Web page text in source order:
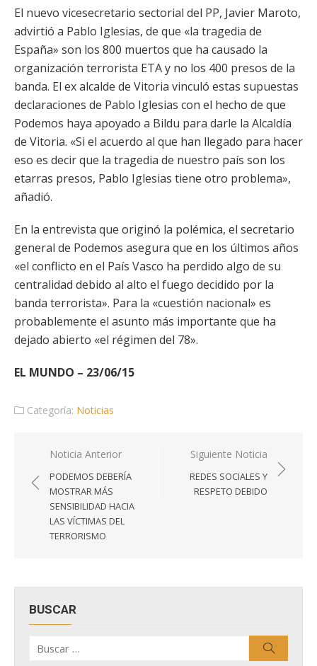
El nuevo vicesecretario sectorial del PP, Javier Maroto,
advirtió a Pablo Iglesias, de que «la tragedia de
España» son los 800 muertos que ha causado la
organización terrorista ETA y no los 400 presos de la
banda. El ex alcalde de Vitoria vinculó estas supuestas
declaraciones de Pablo Iglesias con el hecho de que
Podemos haya apoyado a Bildu para darle la Alcaldía
de Vitoria. «Si el acuerdo al que han llegado para hacer
eso es decir que la tragedia de nuestro país son los
etarras presos, Pablo Iglesias tiene otro problema»,
añadió.
En la entrevista que originó la polémica, el secretario
general de Podemos asegura que en los últimos años
«el conflicto en el País Vasco ha perdido algo de su
centralidad debido al alto el fuego decidido por la
banda terrorista». Para la «cuestión nacional» es
probablemente el asunto más importante que ha
dejado abierto «el régimen del 78».
EL MUNDO – 23/06/15
Categoría: Noticias
Navegación
de
entradas
Noticia Anterior
PODEMOS DEBERÍA
MOSTRAR MÁS
SENSIBILIDAD HACIA
LAS VÍCTIMAS DEL
TERRORISMO
Siguiente Noticia
REDES SOCIALES Y
RESPETO DEBIDO
BUSCAR
por: